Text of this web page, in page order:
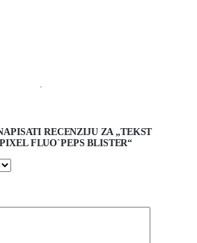
RECENZIJU ZA „TEKST
FLUO`PEPS BLISTER“